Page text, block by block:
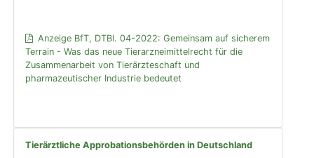
Anzeige BfT, DTBl. 04-2022: Gemeinsam auf sicherem
Terrain - Was das neue Tierarzneimittelrecht für die
Zusammenarbeit von Tierärzteschaft und
pharmazeutischer Industrie bedeutet
Tierärztliche Approbationsbehörden in Deutschland